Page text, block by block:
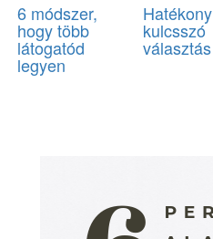
6 módszer,
hogy több
látogatód
legyen
Hatékony
kulcsszó
választás